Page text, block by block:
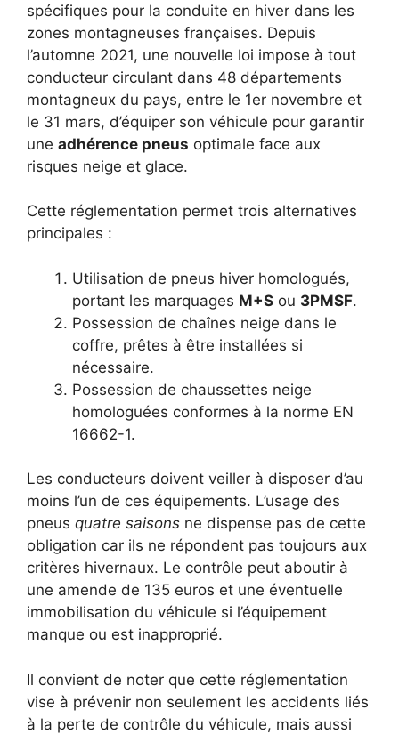
spécifiques pour la conduite en hiver dans les
zones montagneuses françaises. Depuis
l’automne 2021, une nouvelle loi impose à tout
conducteur circulant dans 48 départements
montagneux du pays, entre le 1er novembre et
le 31 mars, d’équiper son véhicule pour garantir
une adhérence pneus optimale face aux
risques neige et glace.
Cette réglementation permet trois alternatives
principales :
Utilisation de pneus hiver homologués,
portant les marquages M+S ou 3PMSF.
Possession de chaînes neige dans le
coffre, prêtes à être installées si
nécessaire.
Possession de chaussettes neige
homologuées conformes à la norme EN
16662-1.
Les conducteurs doivent veiller à disposer d’au
moins l’un de ces équipements. L’usage des
pneus quatre saisons ne dispense pas de cette
obligation car ils ne répondent pas toujours aux
critères hivernaux. Le contrôle peut aboutir à
une amende de 135 euros et une éventuelle
immobilisation du véhicule si l’équipement
manque ou est inapproprié.
Il convient de noter que cette réglementation
vise à prévenir non seulement les accidents liés
à la perte de contrôle du véhicule, mais aussi